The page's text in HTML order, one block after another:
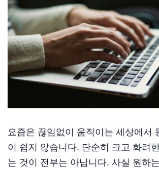
요즘은 끊임없이 움직이는 세상에서
이 쉽지 않습니다. 단순히 크고 화려
는 것이 전부는 아닙니다. 사실 원하